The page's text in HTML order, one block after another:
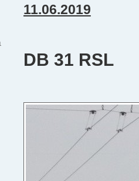
11.06.2019
DB 31 RSL